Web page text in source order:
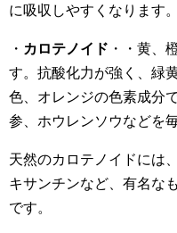
に吸収しやすくなります。
・ カロテノイド ・・黄、
す。抗酸化力が強く、緑
色、オレンジの色素成分
参、ホウレンソウなどを
天然のカロテノイドには
キサンチンなど、有名な
です。